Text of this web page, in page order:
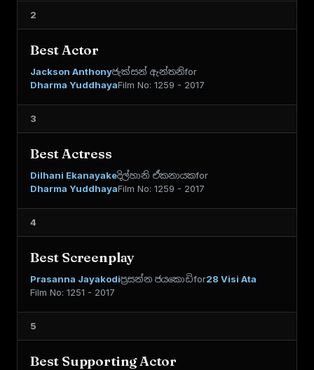
2
Best Actor
Jackson Anthonyජැක්සන් ඇන්තනිfor
Dharma YuddhayaFilm No: 1259 - 2017
3
Best Actress
Dilhani Ekanayakeදිල්හානි ඒකනායකfor
Dharma YuddhayaFilm No: 1259 - 2017
4
Best Screenplay
Prasanna Jayakodiප්‍රසන්න ජයකොඩිfor28 Visi Ata
Film No: 1251 - 2017
5
Best Supporting Actor